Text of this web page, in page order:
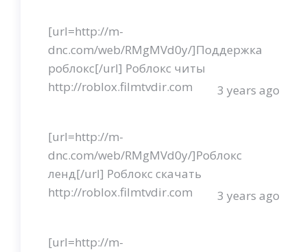
[url=http://m-
dnc.com/web/RMgMVd0y/]Поддержка
роблокс[/url] Роблокс читы
http://roblox.filmtvdir.com
3 years ago
[url=http://m-
dnc.com/web/RMgMVd0y/]Роблокс
ленд[/url] Роблокс скачать
http://roblox.filmtvdir.com
3 years ago
[url=http://m-